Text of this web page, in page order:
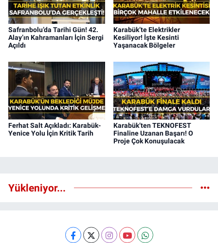
Safranbolu’da Tarihi Gün! 42.
Alay’ın Kahramanları İçin Sergi
Açıldı
Karabük’te Elektrikler
Kesiliyor! İşte Kesinti
Yaşanacak Bölgeler
Ferhat Salt Açıkladı: Karabük-
Yenice Yolu İçin Kritik Tarih
Karabük’ten TEKNOFEST
Finaline Uzanan Başarı! O
Proje Çok Konuşulacak
Yükleniyor...